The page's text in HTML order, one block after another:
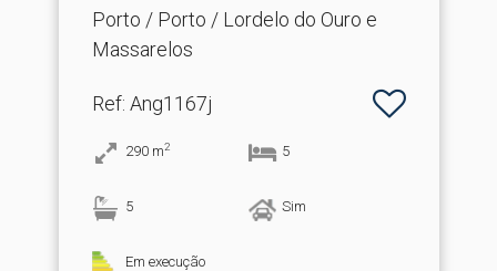
Porto / Porto / Lordelo do Ouro e
Massarelos
Ref: Ang1167j
290 m2 5
5 Sim
Em execução